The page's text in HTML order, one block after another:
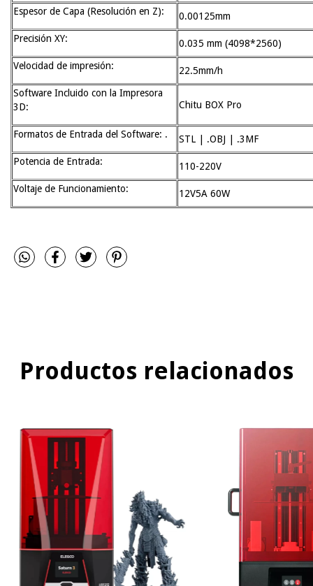
Espesor de Capa (Resolución en Z):
0.00125mm
Precisión XY:
0.035 mm (4098*2560)
Velocidad de impresión:
22.5mm/h
Software Incluido con la Impresora
3D:
Chitu BOX Pro
Formatos de Entrada del Software: .
STL | .OBJ | .3MF
Potencia de Entrada:
110-220V
Voltaje de Funcionamiento:
12V5A 60W
Productos relacionados